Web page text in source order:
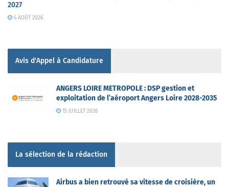
2027
6 AOÛT 2026
Avis d'Appel à Candidature
ANGERS LOIRE METROPOLE : DSP gestion et
exploitation de l’aéroport Angers Loire 2028-2035
15 JUILLET 2026
La sélection de la rédaction
Airbus a bien retrouvé sa vitesse de croisière, un